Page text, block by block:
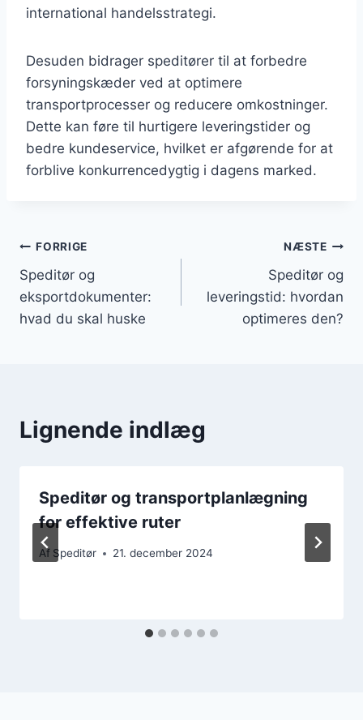
international handelsstrategi.
Desuden bidrager speditører til at forbedre
forsyningskæder ved at optimere
transportprocesser og reducere omkostninger.
Dette kan føre til hurtigere leveringstider og
bedre kundeservice, hvilket er afgørende for at
forblive konkurrencedygtig i dagens marked.
Indlægsnavigation
FORRIGE
Speditør og
eksportdokumenter:
hvad du skal huske
NÆSTE
Speditør og
leveringstid: hvordan
optimeres den?
Lignende indlæg
Speditør og transportplanlægning
for effektive ruter
Af Speditør 21. december 2024